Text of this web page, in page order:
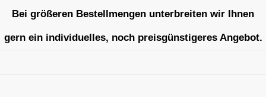
Bei größeren Bestellmengen unterbreiten wir Ihnen
gern ein individuelles, noch preisgünstigeres Angebot.